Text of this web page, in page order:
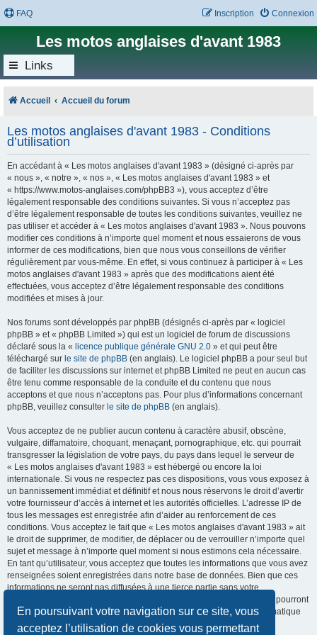
En poursuivant votre navigation sur ce site, vous
acceptez l’utilisation de cookies vous permettant
FAQ Connexion
Inscription
Les motos anglaises d'avant 1983
Links
Accueil Accueil du forum
Les motos anglaises d'avant 1983 - Conditions
d’utilisation
En accédant à « Les motos anglaises d'avant 1983 » (désigné ci-après par
« nous », « notre », « nos », « Les motos anglaises d'avant 1983 » et
« https://www.motos-anglaises.com/phpBB3 »), vous acceptez d’être
légalement responsable des conditions suivantes. Si vous n’acceptez pas
d’être légalement responsable de toutes les conditions suivantes, veuillez ne
pas utiliser et accéder à « Les motos anglaises d'avant 1983 ». Nous pouvons
modifier ces conditions à n’importe quel moment et nous essaierons de vous
informer de ces modifications, bien que nous vous conseillons de vérifier
régulièrement par vous-même. En effet, si vous continuez à participer à « Les
motos anglaises d'avant 1983 » après que des modifications aient été
effectuées, vous acceptez d’être légalement responsable des conditions
modifiées et mises à jour.
Nos forums sont développés par phpBB (désignés ci-après par « logiciel
phpBB » et « phpBB Limited ») qui est un logiciel de forum de discussions
déclaré sous la « licence publique générale GNU 2.0 » et qui peut être
téléchargé sur le site de phpBB (en anglais). Le logiciel phpBB a pour seul but
de faciliter les discussions sur internet et phpBB Limited ne peut en aucun cas
être tenu comme responsable de la conduite et du contenu que nous
acceptons et que nous n’acceptons pas. Pour plus d’informations concernant
phpBB, veuillez consulter le site de phpBB (en anglais).
Vous acceptez de ne publier aucun contenu à caractère abusif, obscène,
vulgaire, diffamatoire, choquant, menaçant, pornographique, etc. qui pourrait
transgresser la législation de votre pays, du pays dans lequel le serveur de
« Les motos anglaises d'avant 1983 » est hébergé ou encore la loi
internationale. Si vous ne respectez pas ces dispositions, vous vous exposez à
un bannissement immédiat et définitif et nous nous réservons le droit d’avertir
votre fournisseur d’accès à internet et les autorités officielles. L’adresse IP de
tous les messages est enregistrée afin d’aider au renforcement de ces
conditions. Vous acceptez le fait que « Les motos anglaises d'avant 1983 » ait
le droit de supprimer, de modifier, de déplacer ou de verrouiller n’importe quel
sujet et message à n’importe quel moment si nous estimons cela nécessaire.
En tant qu’utilisateur, vous acceptez que toutes les informations que vous avez
renseignées soient enregistrées dans notre base de données. Bien que ces
informations ne seront pas diffusées à une tierce partie sans votre
consentement, ni « Les motos anglaises d'avant 1983 », ni phpBB, ne pourront
être tenus comme responsables en cas de tentative de piratage informatique
visant à compromettre vos données.